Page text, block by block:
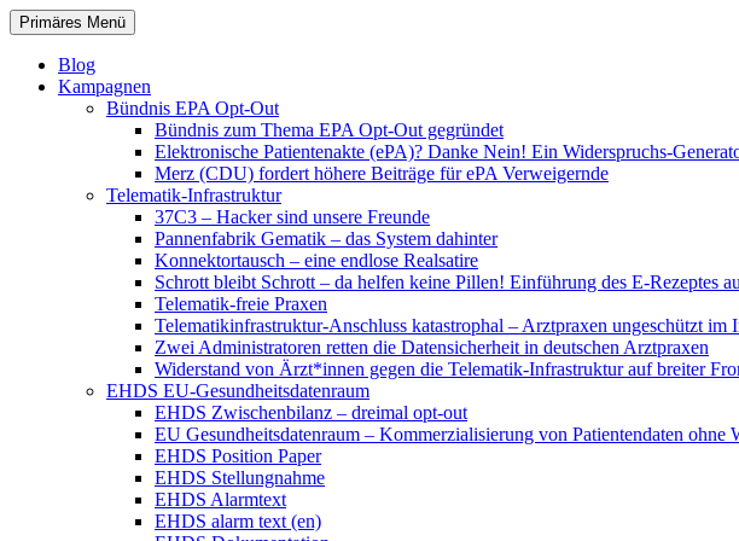
Zum
Inhalt
springen
patientenrechte-datenschutz.de
Suchen
Primäres Menü
Blog
Kampagnen
Bündnis EPA Opt-Out
Bündnis zum Thema EPA Opt-Out gegründet
Elektronische Patientenakte (ePA)? Danke Nein! Ein Widerspruchs-
Merz (CDU) fordert höhere Beiträge für ePA Verweigernde
Telematik-Infrastruktur
37C3 – Hacker sind unsere Freunde
Pannenfabrik Gematik – das System dahinter
Konnektortausch – eine endlose Realsatire
Schrott bleibt Schrott – da helfen keine Pillen! Einführung des E-Rezeptes
Telematik-freie Praxen
Telematikinfrastruktur-Anschluss katastrophal – Arztpraxen ungeschützt im
Zwei Administratoren retten die Datensicherheit in deutschen Arztpraxen
Widerstand von Ärzt*innen gegen die Telematik-Infrastruktur auf breiter
EHDS EU-Gesundheitsdatenraum
EHDS Zwischenbilanz – dreimal opt-out
EU Gesundheitsdatenraum – Kommerzialisierung von Patientendaten ohne
EHDS Position Paper
EHDS Stellungnahme
EHDS Alarmtext
EHDS alarm text (en)